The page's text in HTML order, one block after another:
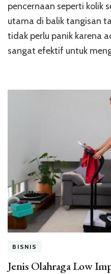
pencernaan seperti kolik
utama di balik tangisan
tidak perlu panik karena
sangat efektif untuk
BISNIS
Jenis Olahraga Low